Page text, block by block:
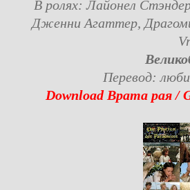
В ролях: Лайонел
Дженни Агаттер,
Перевод:
Download Врата рая /